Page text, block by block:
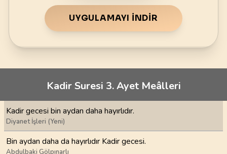
UYGULAMAYI İNDIR
Kadir Suresi 3. Ayet Meâlleri
Kadir gecesi bin aydan daha hayırlıdır.
Diyanet İşleri (Yeni)
Bin aydan daha da hayırlıdır Kadir gecesi.
Abdulbaki Gölpınarlı